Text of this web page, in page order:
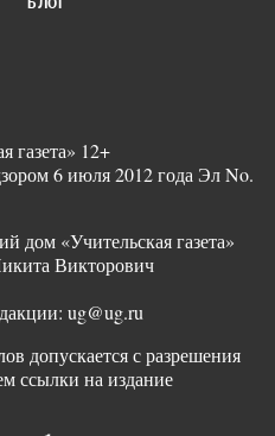
газета» 12+
6 июля 2012 года Эл No.
дом «Учительская газета»
Викторович
ug@ug.ru
допускается с разрешения
ссылки на издание